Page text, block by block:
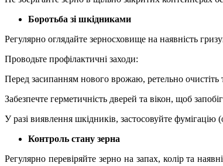
Боротьба зі шкідниками
Регулярно оглядайте зерносховище на наявність
Проводьте профілактичні заходи:
Перед засипанням нового врожаю, ретельно очистіть
Забезпечте герметичність дверей та вікон, щоб
У разі виявлення шкідників, застосовуйте
Контроль стану зерна
Регулярно перевіряйте зерно на запах, колір та